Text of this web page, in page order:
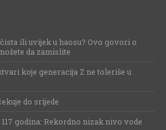
ili uvijek u haosu? Ovo govori o
da zamislite
koje generacija Z ne toleriše u
do srijede
godina: Rekordno nizak nivo vode